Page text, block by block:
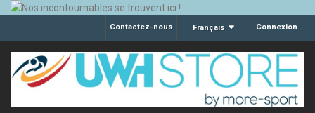
Connexion
Français
Contactez-nous